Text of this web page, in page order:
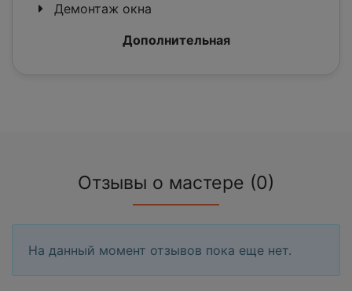
Демонтаж окна
Дополнительная
Отзывы о мастере (0)
На данный момент отзывов пока еще нет.